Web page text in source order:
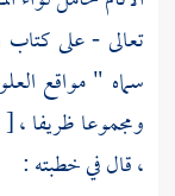
تعالى - على
سماه " مواقع
ومجموعا ظريفا ،[
، قال في خطبته :